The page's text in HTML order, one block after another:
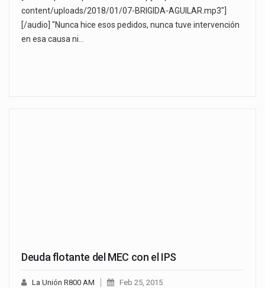
content/uploads/2018/01/07-BRIGIDA-AGUILAR.mp3"]
[/audio] "Nunca hice esos pedidos, nunca tuve intervención
en esa causa ni…
Deuda flotante del MEC con el IPS
La Unión R800 AM Feb 25, 2015